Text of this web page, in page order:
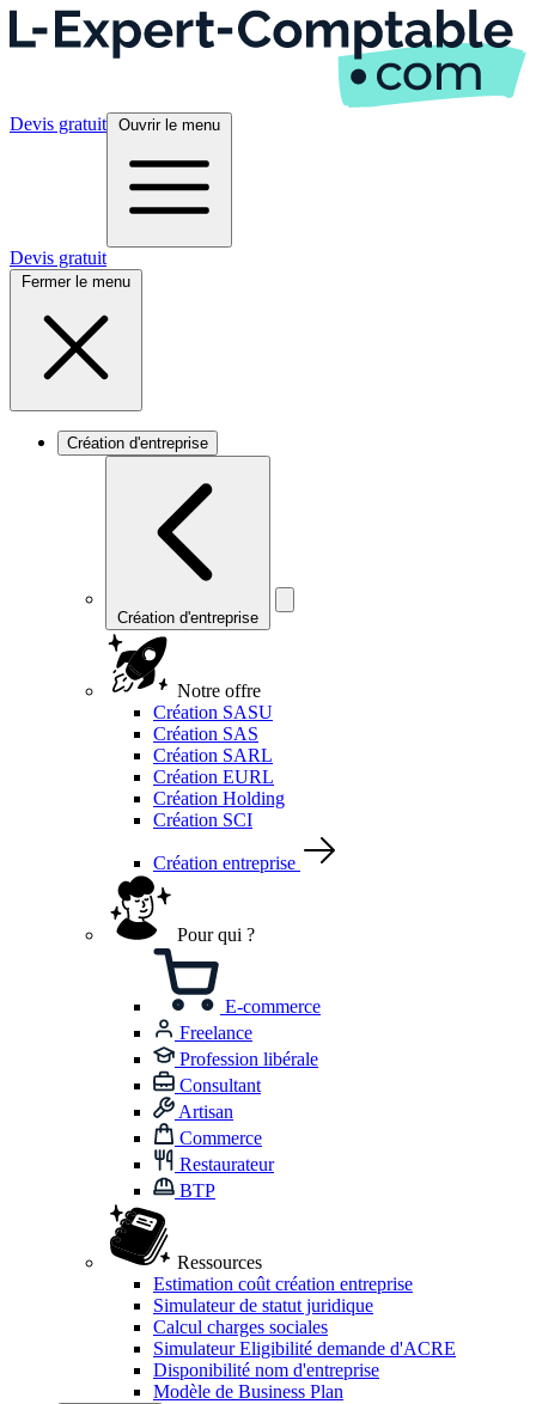
Devis gratuit Ouvrir le menu
Devis gratuit
Fermer le menu
Création d'entreprise
Création d'entreprise
Notre offre
Création SASU
Création SAS
Création SARL
Création EURL
Création Holding
Création SCI
Création entreprise
Pour qui ?
E-commerce
Freelance
Profession libérale
Consultant
Artisan
Commerce
Restaurateur
BTP
Ressources
Estimation coût création entreprise
Simulateur de statut juridique
Calcul charges sociales
Simulateur Eligibilité demande d'ACRE
Disponibilité nom d'entreprise
Modèle de Business Plan